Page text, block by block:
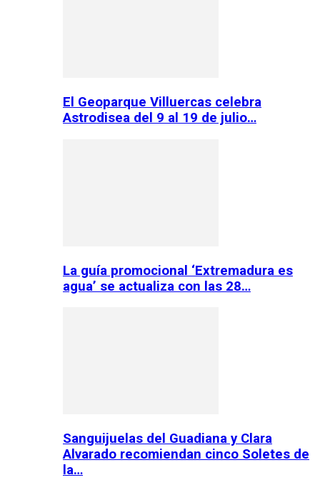
El Geoparque Villuercas celebra
Astrodisea del 9 al 19 de julio…
La guía promocional ‘Extremadura es
agua’ se actualiza con las 28…
Sanguijuelas del Guadiana y Clara
Alvarado recomiendan cinco Soletes de
la…